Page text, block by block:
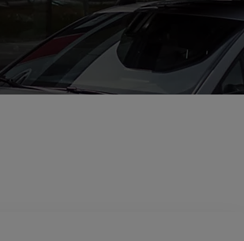
Termin vereinbaren
E-Mail schreiben